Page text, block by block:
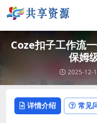
Coze扣子工作流
保姆
2025-12-
详情介绍 常见